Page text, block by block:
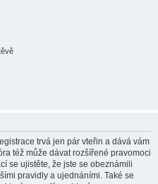
trvá jen pár vteřin a dává vám
též může dávat rozšířené pravomoci
se ujistěte, že jste se obeznámili
pravidly a ujednáními. Také se